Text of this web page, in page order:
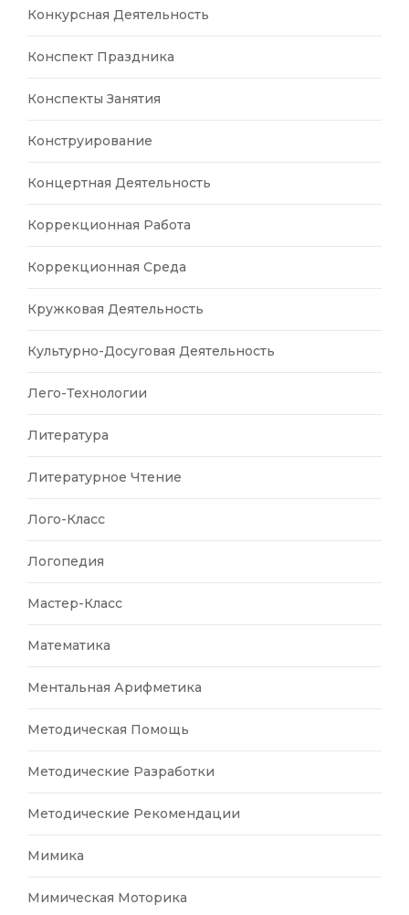
Конкурсная Деятельность
Конспект Праздника
Конспекты Занятия
Конструирование
Концертная Деятельность
Коррекционная Работа
Коррекционная Среда
Кружковая Деятельность
Культурно-Досуговая Деятельность
Лего-Технологии
Литература
Литературное Чтение
Лого-Класс
Логопедия
Мастер-Класс
Математика
Ментальная Арифметика
Методическая Помощь
Методические Разработки
Методические Рекомендации
Мимика
Мимическая Моторика